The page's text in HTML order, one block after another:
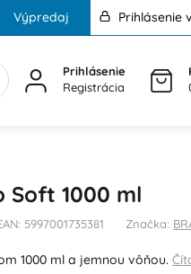
Výpredaj Prihlásenie
Prihlásenie
Registrácia
Soft 1000 ml
5997001735381 Značka:
1000 ml a jemnou vôňou.